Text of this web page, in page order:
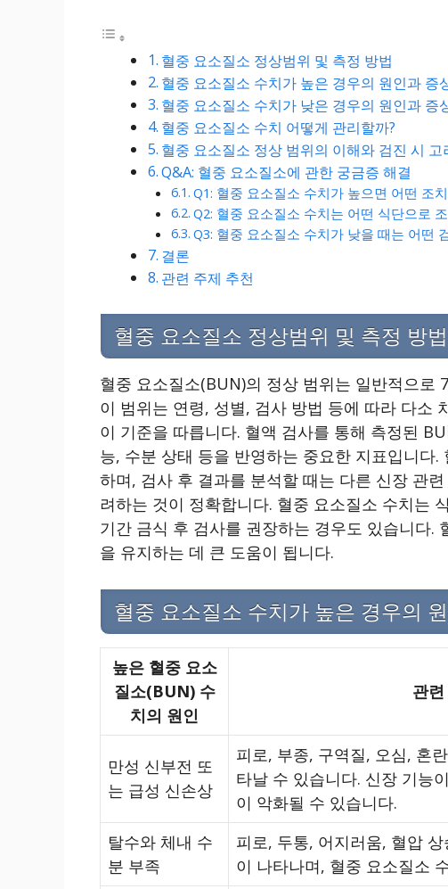
혈중 요소질소 정상범위 및 측정 방법
혈중 요소질소 수치가 높은 경우의 원인과 증
혈중 요소질소 수치가 낮은 경우의 원인과 증
혈중 요소질소 수치 어떻게 관리할까?
혈중 요소질소 정상 범위의 이해와 검진 시 고
Q&A: 혈중 요소질소에 관한 궁금증 해결
Q1: 혈중 요소질소 수치가 높으면 어떤 조
Q2: 혈중 요소질소 수치는 어떤 식단으로
Q3: 혈중 요소질소 수치가 낮을 때는 어떤
결론
관련 주제 추천
혈중 요소질소 정상범위 및 측정 방법
혈중 요소질소(BUN)의 정상 범위는 일반적으로
이 범위는 연령, 성별, 검사 방법 등에 따라 다소
이 기준을 따릅니다. 혈액 검사를 통해 측정된
능, 수분 상태 등을 반영하는 중요한 지표입니다
하며, 검사 후 결과를 분석할 때는 다른 신장 관
려하는 것이 정확합니다. 혈중 요소질소 수치는
기간 금식 후 검사를 권장하는 경우도 있습니다.
을 유지하는 데 큰 도움이 됩니다.
혈중 요소질소 수치가 높은 경우의
높은 혈중 요소
질소(BUN) 수
치의 원인
관
만성 신부전 또
는 급성 신손상
피로, 부종, 구역질, 오심, 혼
타날 수 있습니다. 신장 기능
이 악화될 수 있습니다.
탈수와 체내 수
분 부족
피로, 두통, 어지러움, 혈압
이 나타나며, 혈중 요소질소